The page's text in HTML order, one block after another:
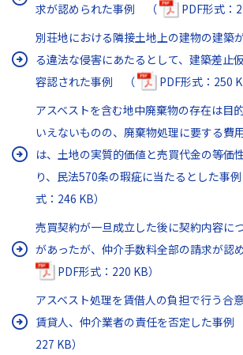
求が認められた事例 （
PDF形式：
別荘地における隣接土地上の建物の建築
る違法な侵害にあたるとして、建築差止
容認された事例 （
PDF形式：250
アスベストを含む地中廃棄物の存在は目
いえないものの、廃棄物処理に要する費
は、土地の実質的価値と売買代金の等価
り、民法570条の瑕疵に当たるとした事
式：246 KB）
売買契約が一旦成立した後に契約内容に
があったが、仲介手数料全部の請求が
PDF形式：220 KB）
アスベスト処理を賃借人の負担で行う合
賃貸人、仲介業者の責任を否定した事
227 KB）